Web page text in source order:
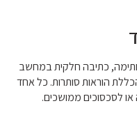
חתימה, כתיבה חלקית במחשב
הוראות סותרות. כל אחד
לסכסוכים ממושכים.